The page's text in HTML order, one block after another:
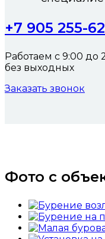
+7 905 255-
Работаем с 9:00 до
без выходных
Заказать звонок
Фото с